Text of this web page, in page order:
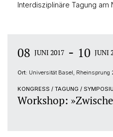
Interdisziplinäre Tagung am
08 JUNI 2017 - 10 JUNI
Ort: Universität Basel,
KONGRESS / TAGUNG /
Workshop: